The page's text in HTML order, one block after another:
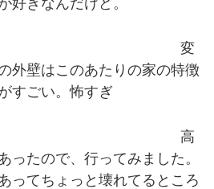
変
外壁はこのあたりの家の特徴
すごい。怖すぎ
高
ったので、行ってみました。
ってちょっと壊れてるところ